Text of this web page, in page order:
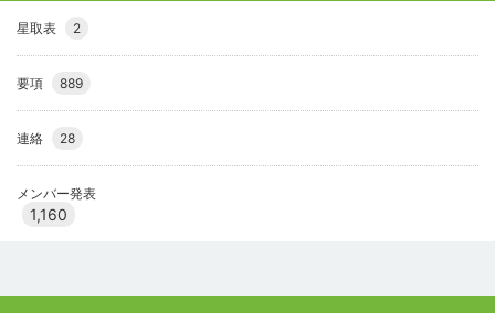
星取表 2
要項 889
連絡 28
メンバー発表
1,160